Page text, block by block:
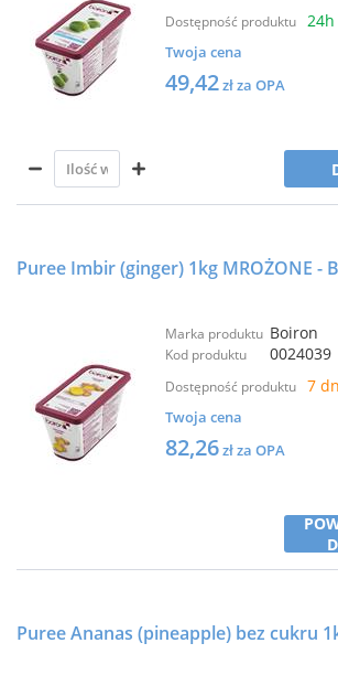
Dostępność produktu 24h
Twoja cena
49,42zł za OPA
Puree Imbir (ginger) 1kg MROŻONE -
Marka produktu Boiron
Kod produktu 0024039
Dostępność produktu 7
Twoja cena
82,26zł za OPA